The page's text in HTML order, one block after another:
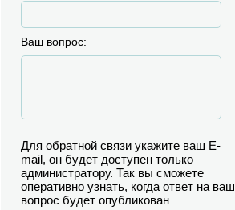
Ваш вопрос:
Для обратной связи укажите ваш E-
mail, он будет доступен только
администратору. Так вы сможете
оперативно узнать, когда ответ на ваш
вопрос будет опубликован